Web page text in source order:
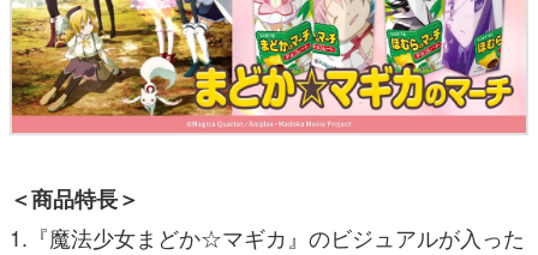
＜商品特長＞
1.『魔法少女まどか☆マギカ』のビジュアルが入った